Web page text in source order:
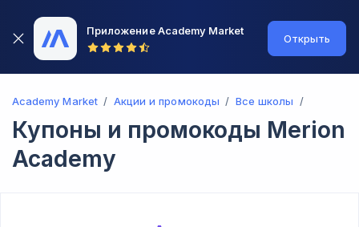
Приложение Academy Market
Открыть
Academy Market Акции и промокоды Все школы
Купоны и промокоды Merion
Academy